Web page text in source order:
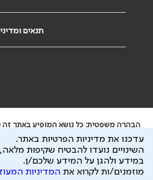
תנאים
הבהרה משפטית: כל נושא המופיע באתר זה
ייעוץ רפואי או משפטי. אין הר"י אחראית
שעלול
ידוע לי שהר"י אוספת ושומרת מידע אישי
להיות מועבר לצדדים שלישיים, הכל בכפוף ל
עדכנו את מדיניות הפרטיות באתר.
השינויים נועדו להבטיח שקיפות
במידע ולהגן על המידע שלכם/ן.
מוזמנים/ות לקרוא את המדיניות